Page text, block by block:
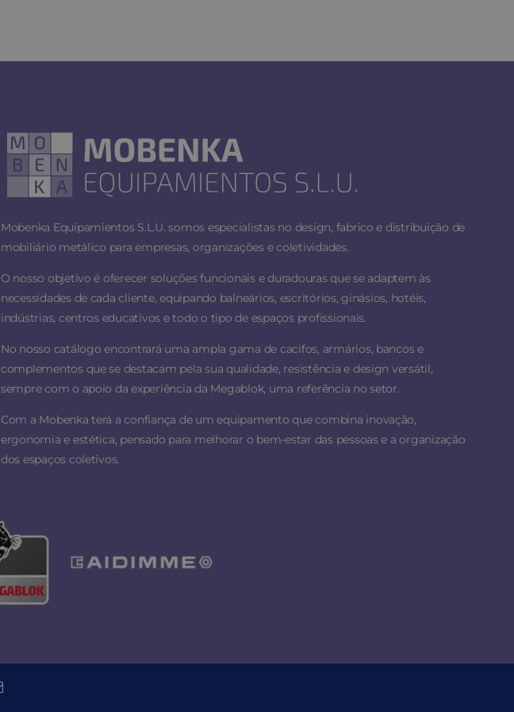
Mobenka Equipamientos S.L.U. somos especialistas no design, fabrico e distribuição de
mobiliário metálico para empresas, organizações e coletividades.
O nosso objetivo é oferecer soluções funcionais e duradouras que se adaptem às
necessidades de cada cliente, equipando balneários, escritórios, ginásios, hotéis,
indústrias, centros educativos e todo o tipo de espaços profissionais.
No nosso catálogo encontrará uma ampla gama de cacifos, armários, bancos e
complementos que se destacam pela sua qualidade, resistência e design versátil,
sempre com o apoio da experiência da Megablok, uma referência no setor.
Com a Mobenka terá a confiança de um equipamento que combina inovação,
ergonomia e estética, pensado para melhorar o bem-estar das pessoas e a organização
dos espaços coletivos.